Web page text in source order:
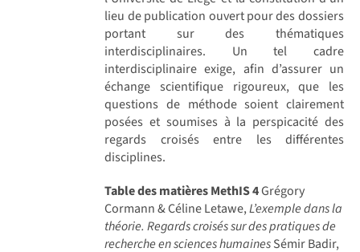
lieu de publication ouvert pour des dossiers
portant sur des thématiques
interdisciplinaires. Un tel cadre
interdisciplinaire exige, afin d’assurer un
échange scientifique rigoureux, que les
questions de méthode soient clairement
posées et soumises à la perspicacité des
regards croisés entre les différentes
disciplines.
Table des matières MethIS 4Grégory
Cormann & Céline Letawe,L’exemple dans la
théorie. Regards croisés sur des pratiques de
recherche en sciences humainesSémir Badir,